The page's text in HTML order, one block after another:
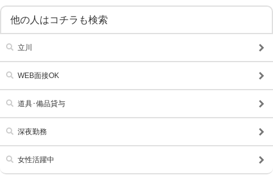
道具･備品貸与
勤務地相談 WEB面接OK
送迎車持込禁煙可
残業代支給
他の人はコチラも検索
立川
WEB面接OK
道具･備品貸与
深夜勤務
女性活躍中